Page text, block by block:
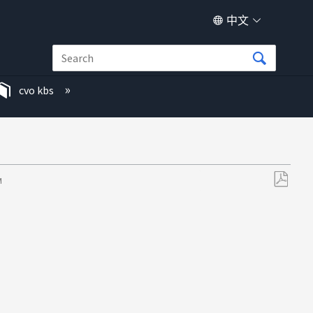
中文
cvo kbs